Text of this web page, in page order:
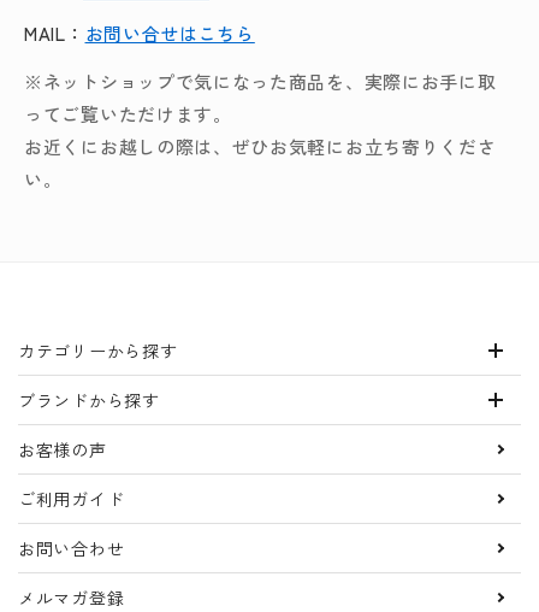
MAIL： お問い合せはこちら
※ネットショップで気になった商品を、実際にお手に取
ってご覧いただけます。
お近くにお越しの際は、ぜひお気軽にお立ち寄りくださ
い。
カテゴリーから探す
ブランドから探す
お客様の声
ご利用ガイド
お問い合わせ
メルマガ登録